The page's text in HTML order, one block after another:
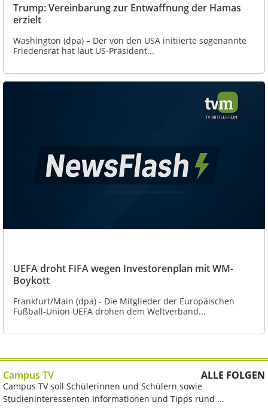
Trump: Vereinbarung zur Entwaffnung der Hamas
erzielt
Washington (dpa) – Der von den USA initiierte sogenannte
Friedensrat hat laut US-Präsident...
UEFA droht FIFA wegen Investorenplan mit WM-
Boykott
Frankfurt/Main (dpa) - Die Mitglieder der Europäischen
Fußball-Union UEFA drohen dem Weltverband...
Campus TV ALLE FOLGEN
Campus TV soll Schülerinnen und Schülern sowie
Studieninteressenten Informationen und Tipps rund ...